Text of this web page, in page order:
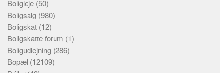
Boligleje (50)
Boligsalg (980)
Boligskat (12)
Boligskatte forum (1)
Boligudlejning (286)
Bopæl (12109)